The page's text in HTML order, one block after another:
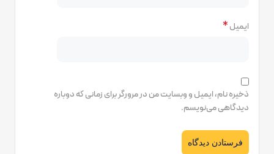
ایمیل*
ذخیره نام، ایمیل و وبسایت من در مرورگر برای زمانی که دوباره
دیدگاهی می‌نویسم.